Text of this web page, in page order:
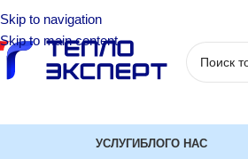
Skip to navigation
Skip to main content
УСЛУГИБЛОГО НАС